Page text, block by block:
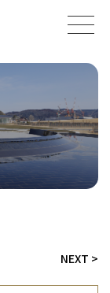
NEXT >